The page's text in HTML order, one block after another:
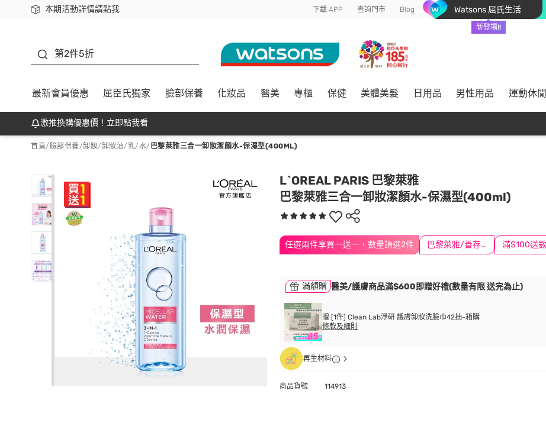
本期活動詳情請點我
下載app最高回饋$350 下載 APP 查詢門市 Blog Watsons 屈氏生活
新登場!!
第2件5折
最新會員優惠 屈臣氏獨家 臉部保養 化妝品 醫美 專櫃 保健 美體美髮 日用品 男性用品 運動休閒
激推換購優惠價！立即點我看
首頁/臉部保養/卸妝/卸妝油/乳/水/ 巴黎萊雅三合一卸妝潔顏水-保濕型(400ML)
L`OREAL PARIS 巴黎萊雅
巴黎萊雅三合一卸妝潔顏水-保濕型(400ml)
任選兩件享買一送一，數量請選2件 巴黎萊雅/善存/挺立/克補滿$1588折$100
滿額贈 醫美/護膚商品滿$600即贈好禮(數量有限 送完為止)
贈 [1件] Clean Lab淨研 護膚卸妝洗臉巾42抽-箱購
條款及細則
再生材料
商品貨號 114913